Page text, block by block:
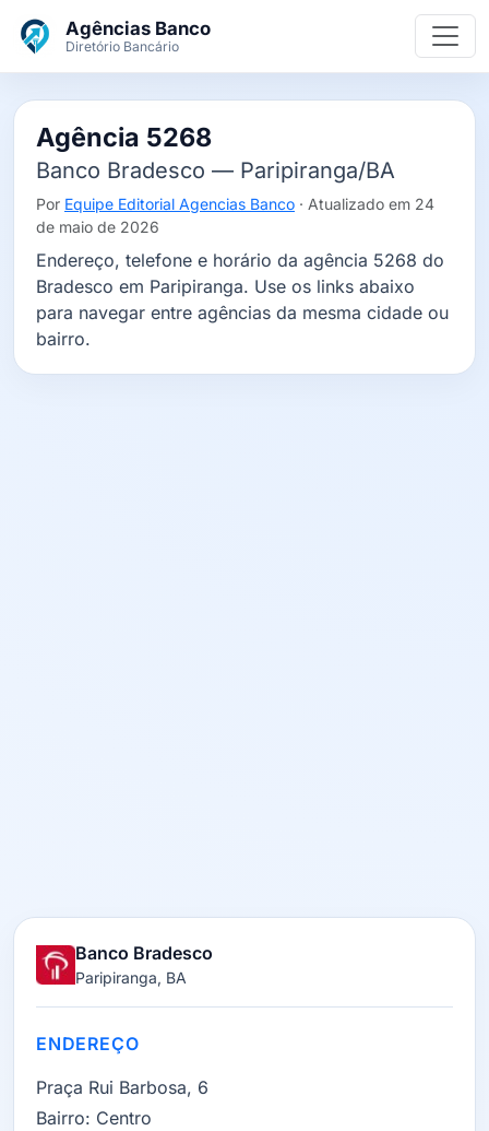
Agências Banco
Diretório Bancário
Agência 5268
Banco Bradesco — Paripiranga/BA
Por Equipe Editorial Agencias Banco · Atualizado em 24
de maio de 2026
Endereço, telefone e horário da agência 5268 do
Bradesco em Paripiranga. Use os links abaixo
para navegar entre agências da mesma cidade ou
bairro.
Banco Bradesco
Paripiranga, BA
ENDEREÇO
Praça Rui Barbosa, 6
Bairro: Centro